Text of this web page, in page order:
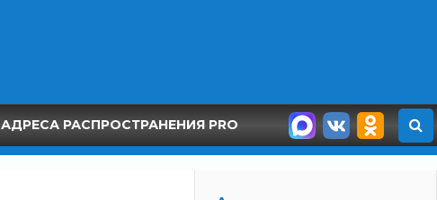
АДРЕСА РАСПРОСТРАНЕНИЯ PRO